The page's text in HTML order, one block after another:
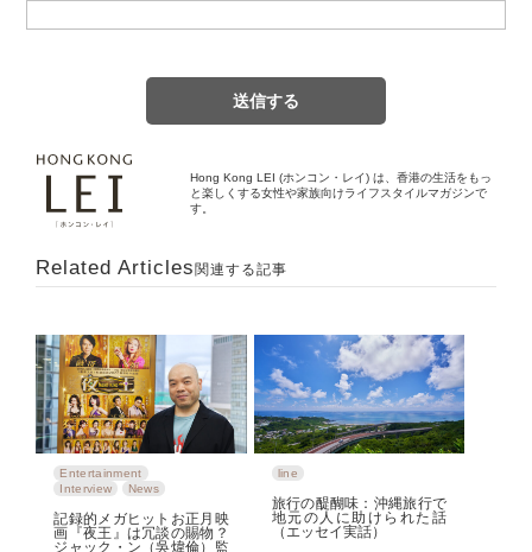
Hong Kong LEI (ホンコン・レイ) は、香港の生活をもっ
と楽しくする女性や家族向けライフスタイルマガジンで
す。
Related Articles関連する記事
Entertainment
Interview
News
記録的メガヒットお正月映
画『夜王』は冗談の賜物？
ジャック・ン（吳煒倫）監
line
旅行の醍醐味：沖縄旅行で
地元の人に助けられた話
（エッセイ実話）